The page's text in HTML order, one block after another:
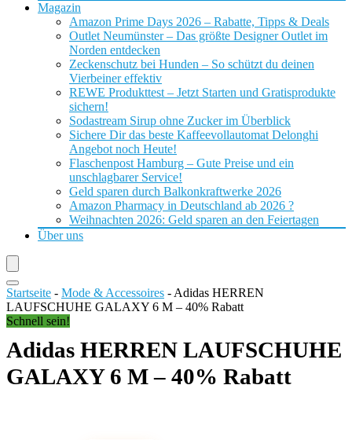
Magazin
Amazon Prime Days 2026 – Rabatte, Tipps & Deals
Outlet Neumünster – Das größte Designer Outlet im
Norden entdecken
Zeckenschutz bei Hunden – So schützt du deinen
Vierbeiner effektiv
REWE Produkttest – Jetzt Starten und Gratisprodukte
sichern!
Sodastream Sirup ohne Zucker im Überblick
Sichere Dir das beste Kaffeevollautomat Delonghi
Angebot noch Heute!
Flaschenpost Hamburg – Gute Preise und ein
unschlagbarer Service!
Geld sparen durch Balkonkraftwerke 2026
Amazon Pharmacy in Deutschland ab 2026 ?
Weihnachten 2026: Geld sparen an den Feiertagen
Über uns
Startseite - Mode & Accessoires - Adidas HERREN
LAUFSCHUHE GALAXY 6 M – 40% Rabatt
Schnell sein!
Adidas HERREN LAUFSCHUHE
GALAXY 6 M – 40% Rabatt